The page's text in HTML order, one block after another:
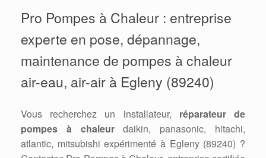
Pro Pompes à Chaleur : entreprise
experte en pose, dépannage,
maintenance de pompes à chaleur
air-eau, air-air à Egleny (89240)
Vous recherchez un installateur, réparateur de
pompes à chaleurdaikin, panasonic, hitachi,
atlantic, mitsubishi expérimenté à Egleny (89240) ?